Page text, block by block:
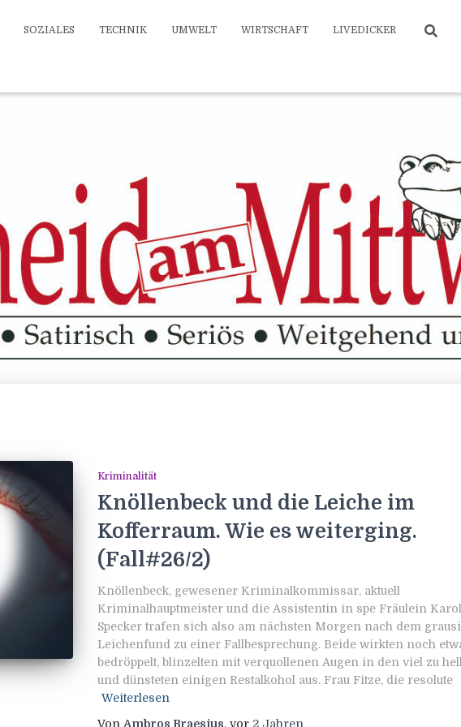
SOZIALES TECHNIK UMWELT WIRTSCHAFT LIVEDICKER
Kriminalität
Knöllenbeck und die Leiche im
Kofferraum. Wie es weiterging.
(Fall#26/2)
Knöllenbeck, gewesener Kriminalkommissar, aktuell
Kriminalhauptmeister und die Assistentin in spe Fräulein
Specker trafen sich also am nächsten Morgen nach dem
Leichenfund zu einer Fallbesprechung. Beide wirkten noch
bedröppelt, blinzelten mit verquollenen Augen in den viel zu
und dünsteten einigen Restalkohol aus. Frau Fitze, die resolute
Weiterlesen
Von Ambros Braesius, vor 2 Jahren